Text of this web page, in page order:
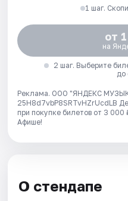
1 шаг.
от
на
2 шаг. Выберите
до
Реклама. ООО "ЯНДЕКС
25H8d7vbP8SRTvHZrUcdLB
при покупке билетов от 3
Афише!
О стендапе